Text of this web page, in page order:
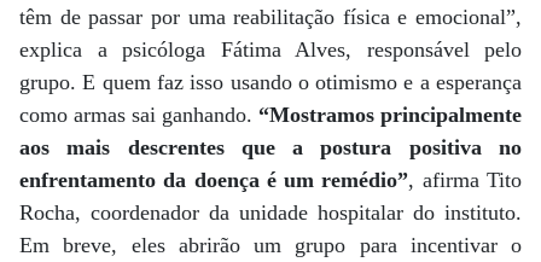
têm de passar por uma reabilitação física e emocional”,
explica a psicóloga Fátima Alves, responsável pelo
grupo. E quem faz isso usando o otimismo e a esperança
como armas sai ganhando. “Mostramos principalmente
aos mais descrentes que a postura positiva no
enfrentamento da doença é um remédio”, afirma Tito
Rocha, coordenador da unidade hospitalar do instituto.
Em breve, eles abrirão um grupo para incentivar o